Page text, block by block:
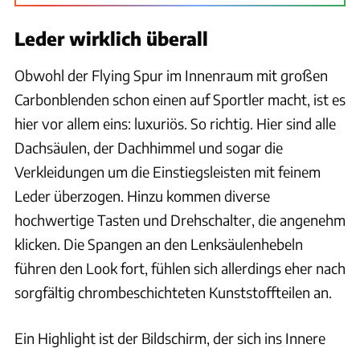
Leder wirklich überall
Obwohl der Flying Spur im Innenraum mit großen
Carbonblenden schon einen auf Sportler macht, ist es
hier vor allem eins: luxuriös. So richtig. Hier sind alle
Dachsäulen, der Dachhimmel und sogar die
Verkleidungen um die Einstiegsleisten mit feinem
Leder überzogen. Hinzu kommen diverse
hochwertige Tasten und Drehschalter, die angenehm
klicken. Die Spangen an den Lenksäulenhebeln
führen den Look fort, fühlen sich allerdings eher nach
sorgfältig chrombeschichteten Kunststoffteilen an.
Ein Highlight ist der Bildschirm, der sich ins Innere